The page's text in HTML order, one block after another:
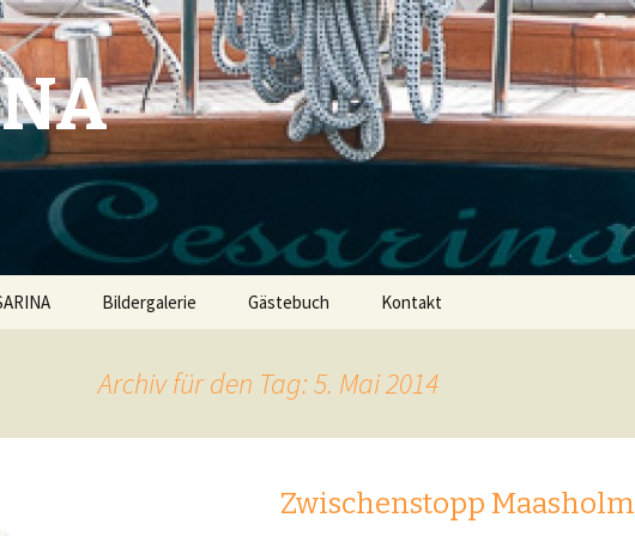
Bildergalerie Gästebuch Kontakt
Archiv für den Tag: 5. Mai 2014
Zwischenstopp Maasholm